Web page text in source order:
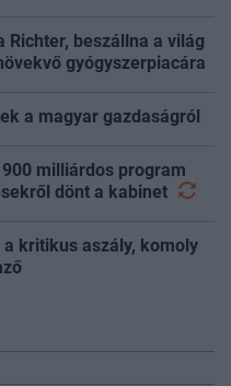
Richter, beszállna a világ
gyógyszerpiacára
a magyar gazdaságról
milliárdos program
dönt a kabinet
kritikus aszály, komoly